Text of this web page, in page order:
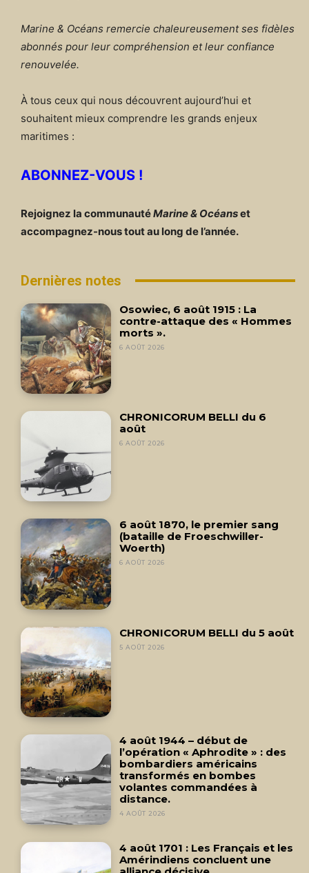
Marine & Océans remercie chaleureusement ses fidèles
abonnés pour leur compréhension et leur confiance
renouvelée.
À tous ceux qui nous découvrent aujourd’hui et
souhaitent mieux comprendre les grands enjeux
maritimes :
ABONNEZ-VOUS !
Rejoignez la communautéMarine & Océanset
accompagnez-nous tout au long de l’année.
Dernières notes
Osowiec, 6 août 1915 : La
contre-attaque des « Hommes
morts ».
6 AOÛT 2026
CHRONICORUM BELLI du 6
août
6 AOÛT 2026
6 août 1870, le premier sang
(bataille de Froeschwiller-
Woerth)
6 AOÛT 2026
CHRONICORUM BELLI du 5 août
5 AOÛT 2026
4 août 1944 – début de
l’opération « Aphrodite » : des
bombardiers américains
transformés en bombes
volantes commandées à
distance.
4 AOÛT 2026
4 août 1701 : Les Français et les
Amérindiens concluent une